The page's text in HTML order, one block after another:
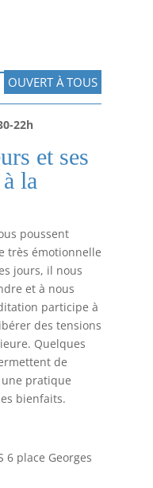
OUVERT À TOUS
22h
et ses
la
poussent
très émotionnelle
jours, il nous
et à nous
participe à
des tensions
Quelques
de
pratique
bienfaits.
6 place Georges